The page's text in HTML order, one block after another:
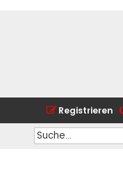
Registrieren